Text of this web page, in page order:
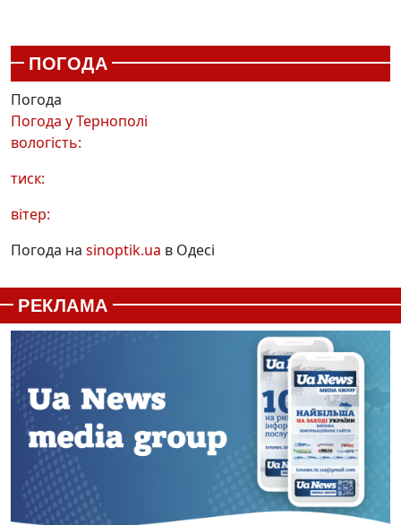
ПОГОДА
Погода
Погода уТернополі
вологість:
тиск:
вітер:
Погода на sinoptik.ua в Одесі
РЕКЛАМА